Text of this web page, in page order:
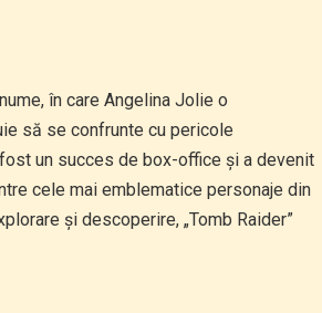
în care Angelina Jolie o
să se confrunte cu pericole
un succes de box-office și a devenit
cele mai emblematice personaje din
și descoperire, „Tomb Raider”